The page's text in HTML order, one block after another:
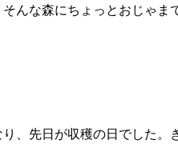
んな森にちょっとおじゃま
先日が収穫の日でした。